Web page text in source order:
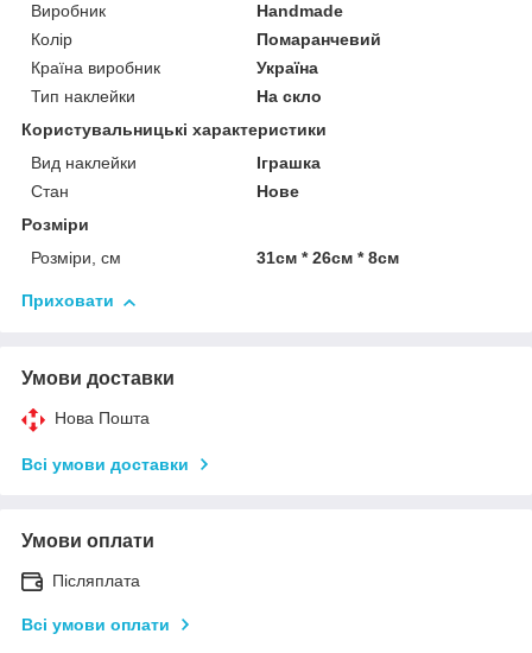
Виробник
Handmade
Колір
Помаранчевий
Країна виробник
Україна
Тип наклейки
На скло
Користувальницькі характеристики
Вид наклейки
Іграшка
Стан
Нове
Розміри
Розміри, см
31см * 26см * 8см
Приховати
Умови доставки
Нова Пошта
Всі умови доставки
Умови оплати
Післяплата
Всі умови оплати